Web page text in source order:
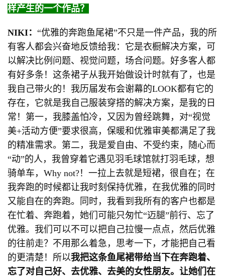
样产生的一个作品？
NIKI： “优雅的奔跑鱼尾裙”不只是一件产品，我的所
有客人都会兴奋地反馈给我：它是衣橱解决方案，可
以解决比例问题、视觉问题，场合问题。好多客人都
有好多条！这条裙子从我开始做设计时就有了，也是
我自己带火的！我历届发布会谢幕的LOOK都有它的
存在，它就是我自己服装穿搭的解决方案，是我的日
常！第一，我膝盖怕冷，又因为曾经跳舞，对“视觉
美+活动方便”要求很高，保暖和优雅审美都满足了我
的精准需求。第二，我是爱自由、不受约束，随心而
“动”的人，我曾穿着它遇见羽毛球馆就打羽毛球，想
骑单车，Why not?！一拉上去就是短裙，很自在；在
我奔跑的时候都让我时刻保持优雅，在我优雅的同时
又能自在的奔跑。同时，我看到我所有的客户也都是
在忙着、奔跑着，她们可能只匆忙“迈腿”前行、忘了
优雅。我们可以不可以把自己拉慢一点点，然后优雅
的往前走？不用那么着急，思考一下，才能把自己看
的更清楚！所以我把这条鱼尾裙带给当下在奔跑着、
忘了对自己好、去优雅、去美的女性朋友。让她们在